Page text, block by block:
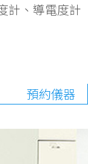
計、導電度計
預約儀器